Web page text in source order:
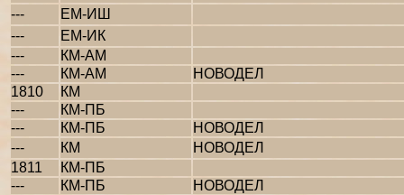
---
ЕМ-ИШ
---
ЕМ-ИК
---
КМ-АМ
---
КМ-АМ
НОВОДЕЛ
1810
КМ
---
КМ-ПБ
---
КМ-ПБ
НОВОДЕЛ
---
КМ
НОВОДЕЛ
1811
КМ-ПБ
---
КМ-ПБ
НОВОДЕЛ